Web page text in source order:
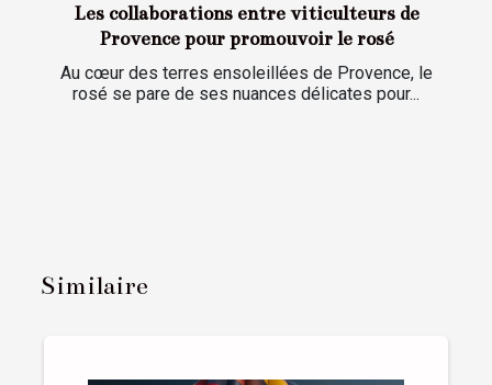
Les collaborations entre viticulteurs de
Provence pour promouvoir le rosé
Au cœur des terres ensoleillées de Provence, le
rosé se pare de ses nuances délicates pour...
Similaire